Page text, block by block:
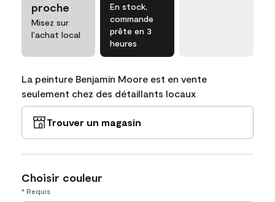
proche
Misez sur
l’achat local
En stock,
commande
prête en 3
heures
La peinture Benjamin Moore est en vente
seulement chez des détaillants locaux
Trouver un magasin
Choisir couleur
* Requis